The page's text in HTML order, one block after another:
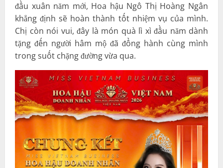
đầu xuân năm mới, Hoa hậu Ngô Thị Hoàng Ngân
khẳng định sẽ hoàn thành tốt nhiệm vụ của mình.
Chị còn nói vui, đây là món quà lì xì đầu năm dành
tặng đến người hâm mộ đã đồng hành cùng mình
trong suốt chặng đường vừa qua.